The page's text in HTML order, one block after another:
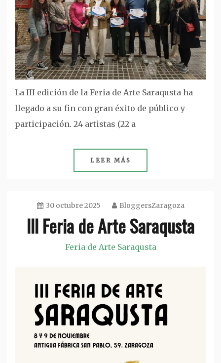
La III edición de la Feria de Arte Saraqusta ha
llegado a su fin con gran éxito de público y
participación. 24 artistas (22 a
LEER MÁS
30 octubre 2025 BloggersZaragoza
III Feria de Arte Saraqusta
Feria de Arte Saraqusta